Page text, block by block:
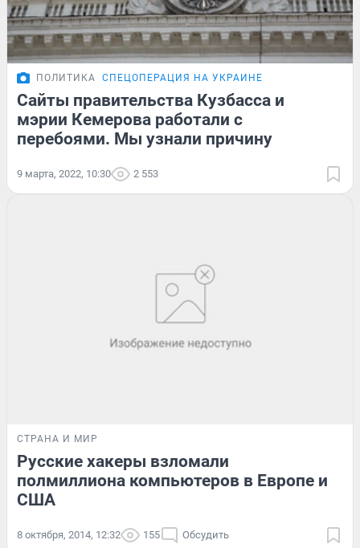
ПОЛИТИКА СПЕЦОПЕРАЦИЯ НА УКРАИНЕ
Сайты правительства Кузбасса и
мэрии Кемерова работали с
перебоями. Мы узнали причину
9 марта, 2022, 10:30 2 553
СТРАНА И МИР
Русские хакеры взломали
полмиллиона компьютеров в Европе и
США
8 октября, 2014, 12:32 155 Обсудить